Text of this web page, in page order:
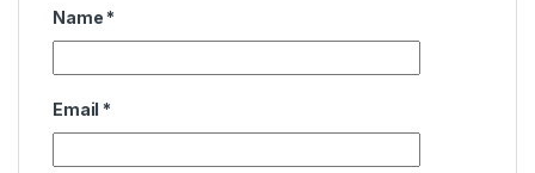
Name *
Email *